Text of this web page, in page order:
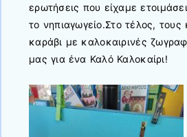
ερωτήσεις που είχαμε
το νηπιαγωγείο.Στο τέλος,
καράβι με καλοκαιρινές
μας για ένα Καλό Καλοκαίρι!